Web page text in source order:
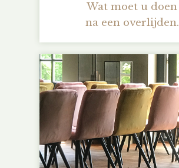
Wat moet u doen
na een overlijden.